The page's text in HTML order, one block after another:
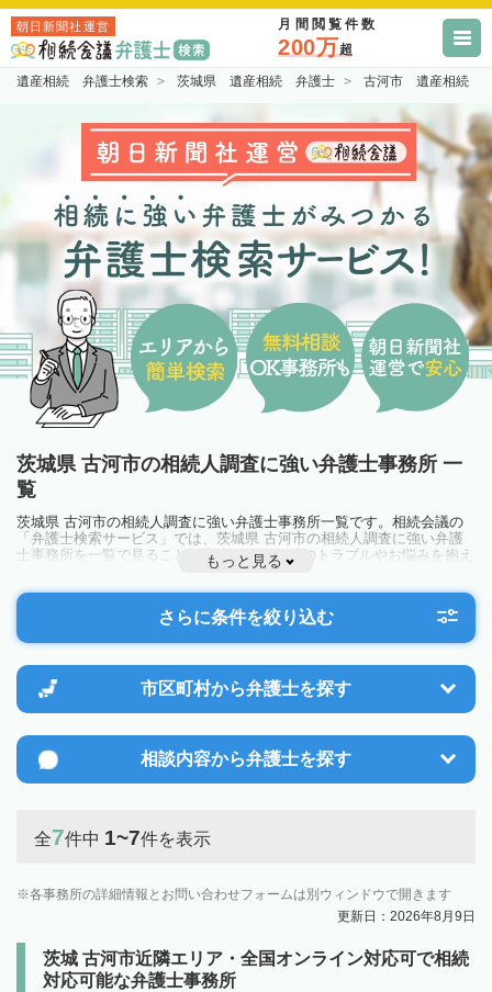
朝日新聞社運営 月間閲覧件数
200万超
遺産相続 弁護士検索 茨城県 遺産相続 弁護士 古河市 遺産相続
茨城県 古河市の相続人調査に強い弁護士事務所 一
覧
茨城県 古河市の相続人調査に強い弁護士事務所一覧です。相続会議の
「弁護士検索サービス」では、茨城県 古河市の相続人調査に強い弁護
士事務所を一覧で見ることが出来ます。相続のトラブルやお悩みを抱え
ている方は一度近隣の弁護士に相談してみましょう。
もっと見る
さらに条件を絞り込む
市区町村から弁護士を探す
相談内容から弁護士を探す
全7件中 1~7件を表示
各事務所の詳細情報とお問い合わせフォームは別ウィンドウで開きます
更新日：2026年8月9日
茨城 古河市近隣エリア・全国オンライン対応可で相続
対応可能な弁護士事務所